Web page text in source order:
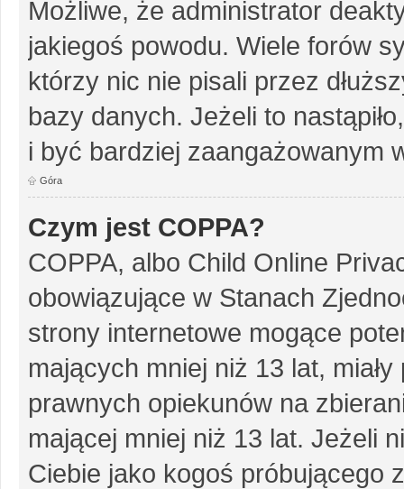
Możliwe, że administrator
jakiegoś powodu. Wiele forów
którzy nic nie pisali przez
bazy danych. Jeżeli to
i być bardziej zaangażowanym
Góra
Czym jest COPPA?
COPPA, albo Child Online
obowiązujące w Stanach
strony internetowe mogące
mających mniej niż 13 lat,
prawnych opiekunów na
mającej mniej niż 13 lat. Jeżeli
Ciebie jako kogoś próbującego